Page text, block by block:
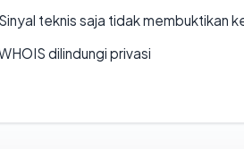
Sinyal teknis saja tidak membuktikan
dilindungi privasi